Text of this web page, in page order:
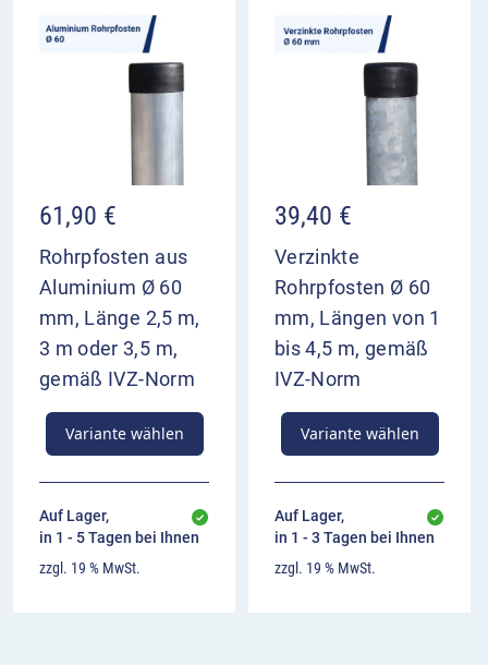
61,90 €
Rohrpfosten aus
Aluminium Ø 60
mm, Länge 2,5 m,
3 m oder 3,5 m,
gemäß IVZ-Norm
Variante wählen
Auf Lager,
in 1 - 5 Tagen bei Ihnen
zzgl. 19 % MwSt.
39,40 €
Verzinkte
Rohrpfosten Ø 60
mm, Längen von 1
bis 4,5 m, gemäß
IVZ-Norm
Variante wählen
Auf Lager,
in 1 - 3 Tagen bei Ihnen
zzgl. 19 % MwSt.